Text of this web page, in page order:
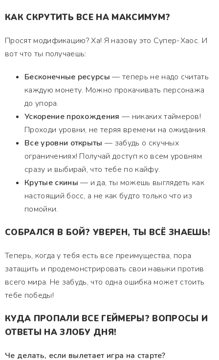
КАК СКРУТИТЬ ВСЕ НА МАКСИМУМ?
Просят модификацию? Ха! Я назову это Супер-Хаос. И
вот что ты получаешь:
Бесконечные ресурсы — теперь не надо считать
каждую монету. Можно прокачивать персонажа
до упора.
Ускорение прохождения — никаких таймеров!
Проходи уровни, не теряя времени на ожидания.
Все уровни открыты — забудь о скучных
ограничениях! Получай доступ ко всем уровням
сразу и выбирай, что тебе по кайфу.
Крутые скины — и да, ты можешь выглядеть как
настоящий босс, а не как будто только что из
помойки.
СОБРАЛСЯ В БОЙ? УВЕРЕН, ТЫ ВСЁ ЗНАЕШЬ!
Теперь, когда у тебя есть все преимущества, пора
затащить и продемонстрировать свои навыки против
всего мира. Не забудь, что одна ошибка может стоить
тебе победы!
КУДА ПРОПАЛИ ВСЕ ГЕЙМЕРЫ? ВОПРОСЫ И
ОТВЕТЫ НА ЗЛОБУ ДНЯ!
Че делать, если вылетает игра на старте?